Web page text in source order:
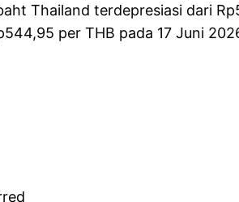
Thailand terdepresiasi dari
per THB pada 17 Juni